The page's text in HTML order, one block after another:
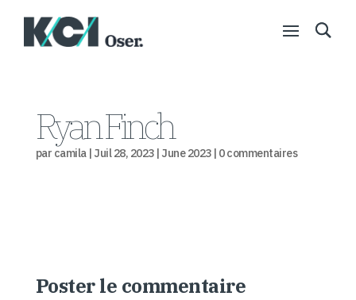
Ryan Finch
par camila| Juil 28, 2023| June 2023| 0 commentaires
Poster le commentaire